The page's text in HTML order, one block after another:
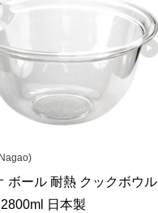
ボール 耐熱 クックボウル
日本製